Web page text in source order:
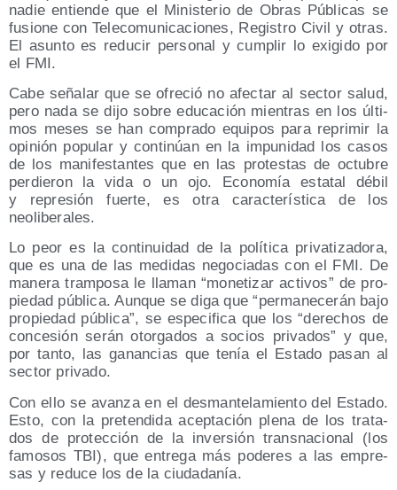
nadie entien­de que el Minis­te­rio de Obras Públi­cas se
fusio­ne con Tele­co­mu­ni­ca­cio­nes, Regis­tro Civil y otras.
El asun­to es redu­cir per­so­nal y cum­plir lo exi­gi­do por
el FMI.
Cabe seña­lar que se ofre­ció no afec­tar al sec­tor salud,
pero nada se dijo sobre edu­ca­ción mien­tras en los últi­
mos meses se han com­pra­do equi­pos para repri­mir la
opi­nión popu­lar y con­ti­núan en la impu­ni­dad los casos
de los mani­fes­tan­tes que en las pro­tes­tas de octu­bre
per­die­ron la vida o un ojo. Eco­no­mía esta­tal débil
y repre­sión fuer­te, es otra carac­te­rís­ti­ca de los
neoliberales.
Lo peor es la con­ti­nui­dad de la polí­ti­ca pri­va­ti­za­do­ra,
que es una de las medi­das nego­cia­das con el FMI. De
mane­ra tram­po­sa le lla­man “mone­ti­zar acti­vos” de pro­
pie­dad públi­ca. Aun­que se diga que “per­ma­ne­ce­rán bajo
pro­pie­dad públi­ca”, se espe­ci­fi­ca que los “dere­chos de
con­ce­sión serán otor­ga­dos a socios pri­va­dos” y que,
por tan­to, las ganan­cias que tenía el Esta­do pasan al
sec­tor privado.
Con ello se avan­za en el des­man­te­la­mien­to del Esta­do.
Esto, con la pre­ten­di­da acep­ta­ción ple­na de los tra­ta­
dos de pro­tec­ción de la inver­sión trans­na­cio­nal (los
famo­sos TBI), que entre­ga más pode­res a las empre­
sas y redu­ce los de la ciudadanía.